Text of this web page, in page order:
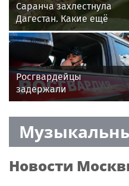
Саранча захлестнула
Дагестан. Какие ещё
регионы России под
угрозой? Назван
худший сценарий
Росгвардейцы
задержали
подозреваемых в
мошеннических
действиях в
Подмосковье
Новости